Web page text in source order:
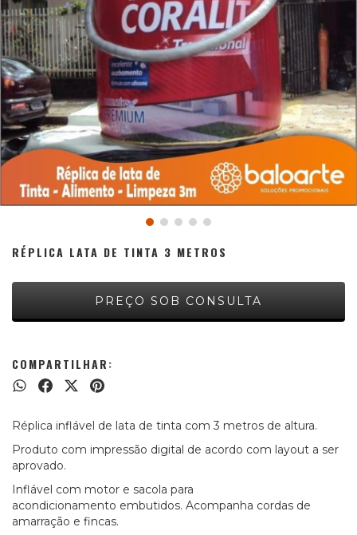
RÉPLICA LATA DE TINTA 3 METROS
COMPARTILHAR:
Réplica inflável de lata de tinta com 3 metros de altura.
Produto com impressão digital de acordo com layout a ser
aprovado.
Inflável com motor e sacola para
acondicionamento embutidos. Acompanha cordas de
amarração e fincas.